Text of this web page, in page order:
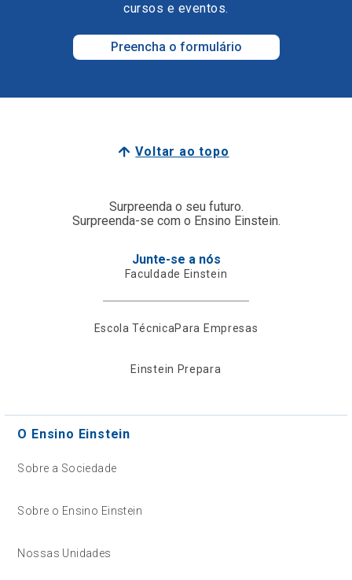
cursos e eventos.
Preencha o formulário
Voltar ao topo
Surpreenda o seu futuro.
Surpreenda-se com o Ensino Einstein.
Junte-se a nós
Faculdade Einstein
Escola TécnicaPara Empresas
Einstein Prepara
O Ensino Einstein
Sobre a Sociedade
Sobre o Ensino Einstein
Nossas Unidades